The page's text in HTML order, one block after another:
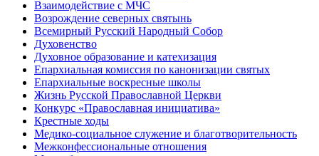
Взаимодействие с МЧС
Возрождение северных святынь
Всемирный Русский Народный Собор
Духовенство
Духовное образование и катехизация
Епархиальная комиссия по канонизации святых
Епархиальные воскресные школы
Жизнь Русской Православной Церкви
Конкурс «Православная инициатива»
Крестные ходы
Медико-социальное служение и благотворительность
Межконфессиональные отношения